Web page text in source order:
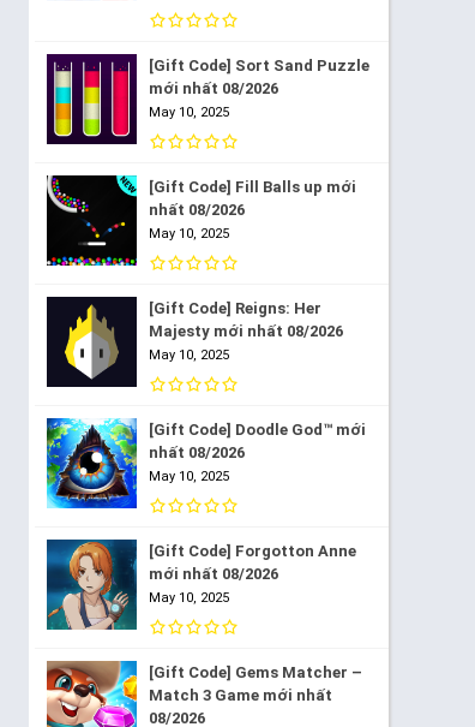
[Gift Code] Sort Sand Puzzle
mới nhất 08/2026
May 10, 2025
[Gift Code] Fill Balls up mới
nhất 08/2026
May 10, 2025
[Gift Code] Reigns: Her
Majesty mới nhất 08/2026
May 10, 2025
[Gift Code] Doodle God™ mới
nhất 08/2026
May 10, 2025
[Gift Code] Forgotton Anne
mới nhất 08/2026
May 10, 2025
[Gift Code] Gems Matcher –
Match 3 Game mới nhất
08/2026